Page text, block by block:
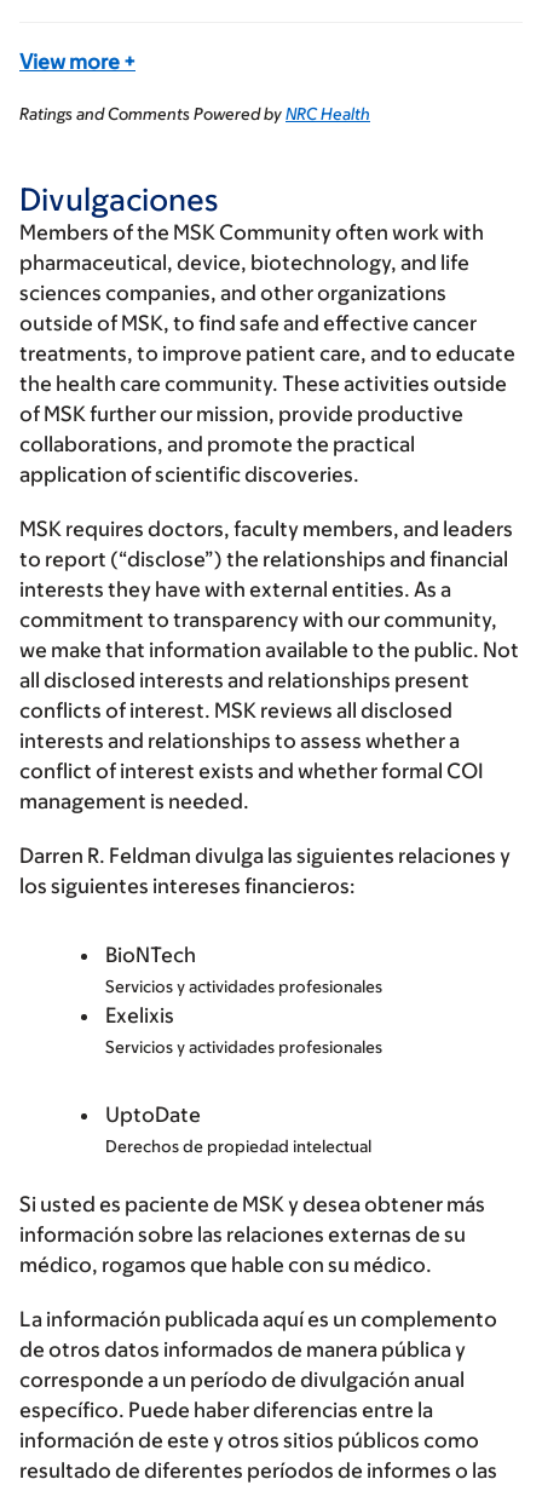
View more +
Ratings and Comments Powered byNRC Health
Divulgaciones
Members of the MSK Community often work with
pharmaceutical, device, biotechnology, and life
sciences companies, and other organizations
outside of MSK, to find safe and effective cancer
treatments, to improve patient care, and to educate
the health care community. These activities outside
of MSK further our mission, provide productive
collaborations, and promote the practical
application of scientific discoveries.
MSK requires doctors, faculty members, and leaders
to report (“disclose”) the relationships and financial
interests they have with external entities. As a
commitment to transparency with our community,
we make that information available to the public. Not
all disclosed interests and relationships present
conflicts of interest. MSK reviews all disclosed
interests and relationships to assess whether a
conflict of interest exists and whether formal COI
management is needed.
Darren R. Feldman divulga las siguientes relaciones y
los siguientes intereses financieros:
BioNTech
Servicios y actividades profesionales
Exelixis
Servicios y actividades profesionales
UptoDate
Derechos de propiedad intelectual
Si usted es paciente de MSK y desea obtener más
información sobre las relaciones externas de su
médico, rogamos que hable con su médico.
La información publicada aquí es un complemento
de otros datos informados de manera pública y
corresponde a un período de divulgación anual
específico. Puede haber diferencias entre la
información de este y otros sitios públicos como
resultado de diferentes períodos de informes o las